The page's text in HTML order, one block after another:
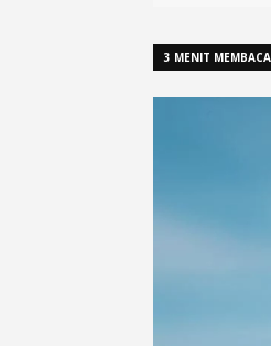
3 MENIT MEMBACA